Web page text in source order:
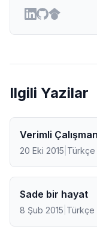
Ilgili Yazilar
Verimli
20 Eki 2015 Türkçe
Sade bir hayat
8 Şub 2015 Türkçe